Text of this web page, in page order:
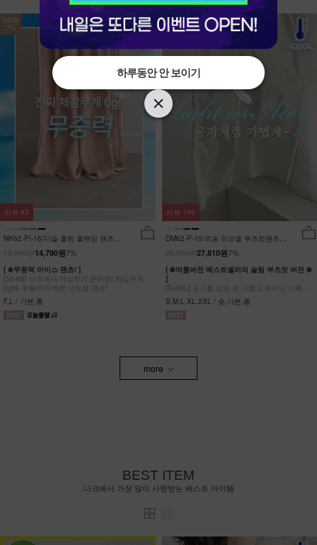
NEW
7%
NK62-PI-16/디슬 쿨링 올밴딩 팬츠
7%
14,790원
[ ❄️무중력 아이스 팬츠! ]
[55-88] 나크에서 야심차게 준비한! 체감무게
0g에 주름까지 예쁜 크링클 팬츠!
F,L / 기본,롱
리뷰 43
NEW
7%
DM62-P-10/르솜 리오셀 부츠컷팬츠
7%
27,810원
[ ❄️여름버전 베스트셀러의 슬림 부츠컷 버전 ❄️
]
[S-2XL] 공기를 입은 듯 가볍고 뛰어난 신축성
원단에 슬림함을 더한 부츠컷 팬츠!
S,M,L,XL,2XL / 숏,기본,롱
리뷰 100
more
BEST ITEM
나크에서 가장 많이 사랑받는 베스트 아이템
하루동안 안 보이기
하루동안 안 보이기